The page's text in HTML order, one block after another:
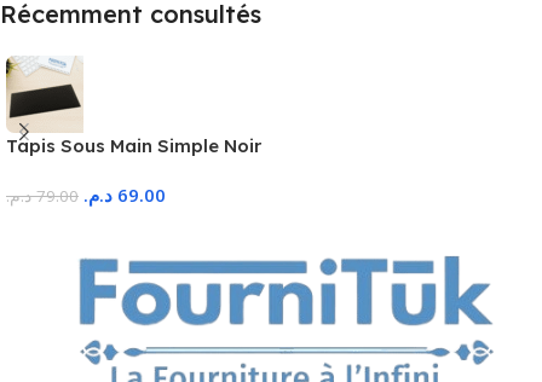
Récemment consultés
Tapis Sous Main Simple Noir
79.00 د.م. 69.00 د.م.